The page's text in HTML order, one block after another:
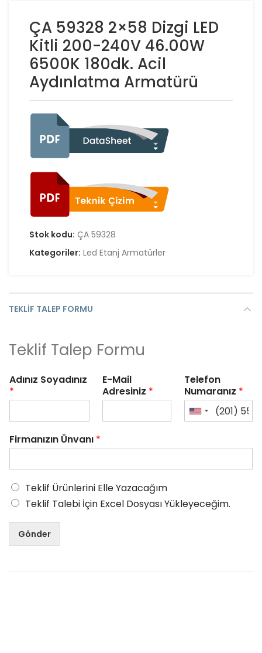
ÇA 59328 2×58 Dizgi LED
Kitli 200-240V 46.00W
6500K 180dk. Acil
Aydınlatma Armatürü
Stok kodu: ÇA 59328
Kategoriler: Led Etanj Armatürler
TEKLIF TALEP FORMU
Teklif Talep Formu
Adınız Soyadınız
*
E-Mail
Adresiniz *
Telefon
Numaranız *
Firmanızın Ünvanı *
Teklif Ürünlerini Elle Yazacağım
Teklif Talebi İçin Excel Dosyası Yükleyeceğim.
Gönder